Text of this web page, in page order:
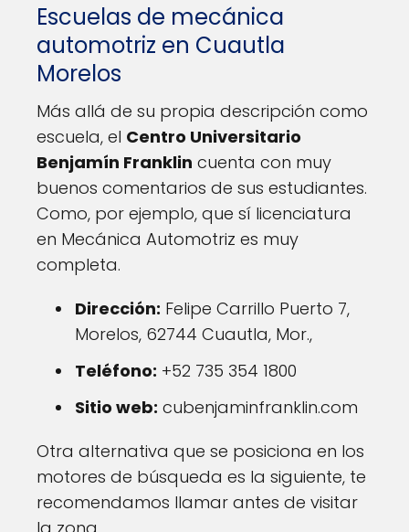
Escuelas de mecánica
automotriz en Cuautla
Morelos
Más allá de su propia descripción como
escuela, el Centro Universitario
Benjamín Franklin cuenta con muy
buenos comentarios de sus estudiantes.
Como, por ejemplo, que sí licenciatura
en Mecánica Automotriz es muy
completa.
Dirección: Felipe Carrillo Puerto 7,
Morelos, 62744 Cuautla, Mor.,
Teléfono: +52 735 354 1800
Sitio web: cubenjaminfranklin.com
Otra alternativa que se posiciona en los
motores de búsqueda es la siguiente, te
recomendamos llamar antes de visitar